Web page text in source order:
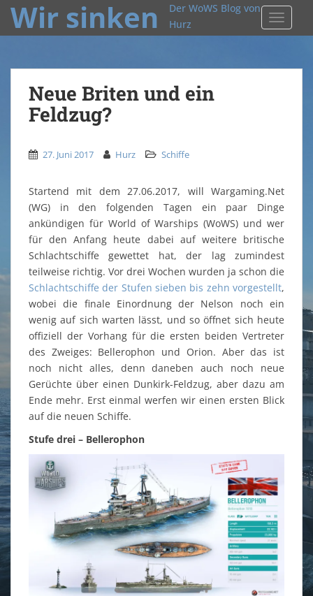
Wir sinken
Der WoWS Blog von
Hurz
Neue Briten und ein
Feldzug?
27. Juni 2017 Hurz Schiffe
Startend mit dem 27.06.2017, will Wargaming.Net
(WG) in den folgenden Tagen ein paar Dinge
ankündigen für World of Warships (WoWS) und wer
für den Anfang heute dabei auf weitere britische
Schlachtschiffe gewettet hat, der lag zumindest
teilweise richtig. Vor drei Wochen wurden ja schon die
Schlachtschiffe der Stufen sieben bis zehn vorgestellt,
wobei die finale Einordnung der Nelson noch ein
wenig auf sich warten lässt, und so öffnet sich heute
offiziell der Vorhang für die ersten beiden Vertreter
des Zweiges: Bellerophon und Orion. Aber das ist
noch nicht alles, denn daneben auch noch neue
Gerüchte über einen Dunkirk-Feldzug, aber dazu am
Ende mehr. Erst einmal werfen wir einen ersten Blick
auf die neuen Schiffe.
Stufe drei – Bellerophon